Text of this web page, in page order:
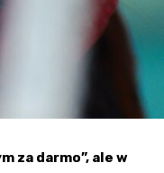
za darmo”, ale w